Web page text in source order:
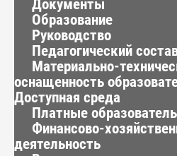
Документы
Образование
Руководство
Педагогический
Материально-
оснащенность
Доступная среда
Платные
Финансово-
деятельность